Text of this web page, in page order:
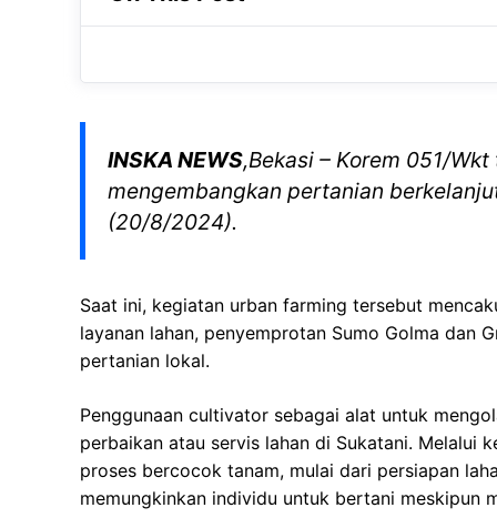
INSKA NEWS,Bekasi – Korem 051/
mengembangkan pertanian
(20/8/2024).
Saat ini, kegiatan urban farming tersebut
layanan lahan, penyemprotan Sumo Golma dan
pertanian lokal.
Penggunaan cultivator sebagai alat untuk
perbaikan atau servis lahan di Sukatani. Melalui
proses bercocok tanam, mulai dari persiapan
memungkinkan individu untuk bertani meskipun